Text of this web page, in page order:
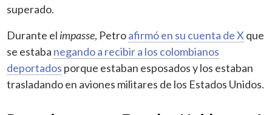
superado.
Durante el impasse, Petroafirmó en su cuenta de X que
se estaba negando a recibir a los colombianos
deportados porque estaban esposados y los estaban
trasladando en aviones militares de los Estados Unidos.